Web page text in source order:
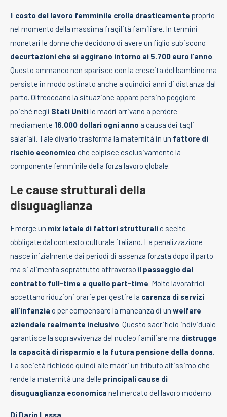
Il costo del lavoro femminile crolla drasticamente proprio
nel momento della massima fragilità familiare. In termini
monetari le donne che decidono di avere un figlio subiscono
decurtazioni che si aggirano intorno ai 5.700 euro l’anno.
Questo ammanco non sparisce con la crescita del bambino ma
persiste in modo ostinato anche a quindici anni di distanza dal
parto. Oltreoceano la situazione appare persino peggiore
poiché negli Stati Unitile madri arrivano a perdere
mediamente 16.000 dollari ogni anno a causa dei tagli
salariali. Tale divario trasforma la maternità in un fattore di
rischio economico che colpisce esclusivamente la
componente femminile della forza lavoro globale.
Le cause strutturali della
disuguaglianza
Emerge un mix letale di fattori strutturalie scelte
obbligate dal contesto culturale italiano. La penalizzazione
nasce inizialmente dai periodi di assenza forzata dopo il parto
ma si alimenta soprattutto attraverso il passaggio dal
contratto full-time a quello part-time. Molte lavoratrici
accettano riduzioni orarie per gestire la carenza di servizi
all’infanzia o per compensare la mancanza di un welfare
aziendale realmente inclusivo. Questo sacrificio individuale
garantisce la sopravvivenza del nucleo familiare ma distrugge
la capacità di risparmio e la futura pensione della donna.
La società richiede quindi alle madri un tributo altissimo che
rende la maternità una delle principali cause di
disuguaglianza economica nel mercato del lavoro moderno.
Di Dario Lessa